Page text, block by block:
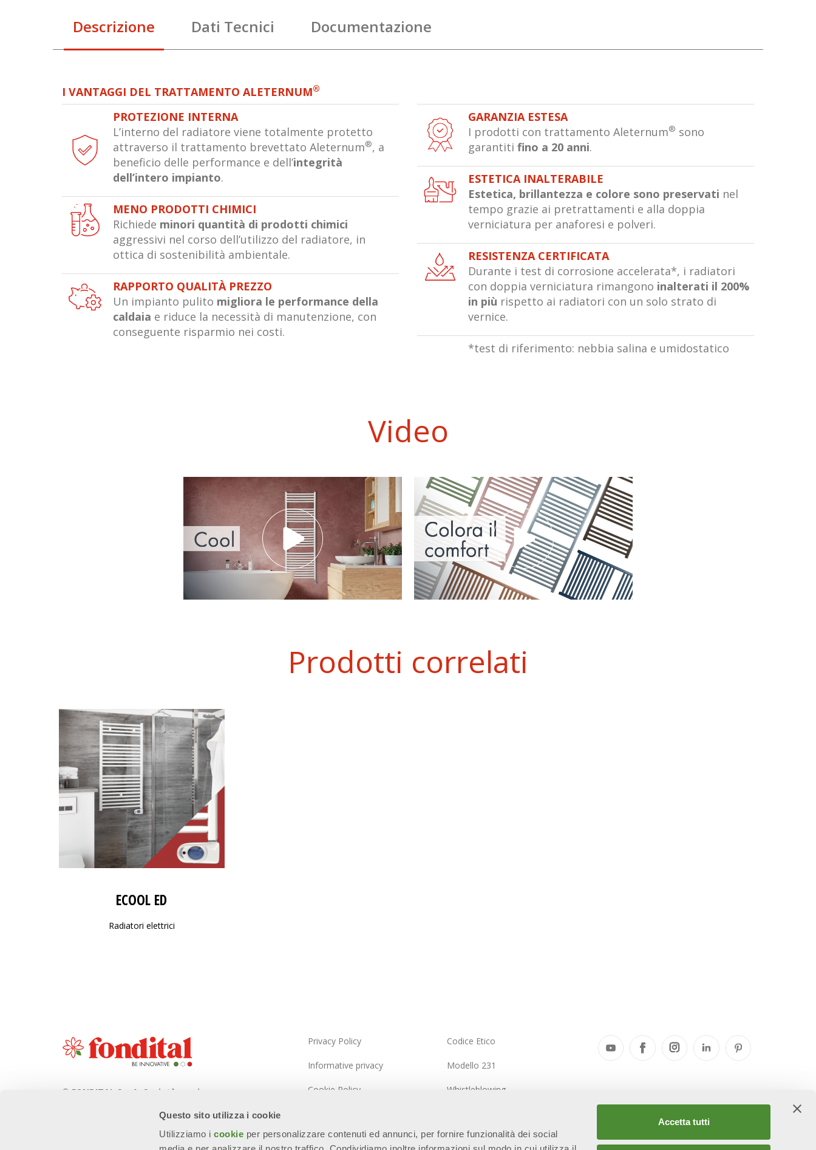
Questo sito utilizza i cookie
Utilizziamo icookie per personalizzare contenuti ed annunci, per fornire funzionalità dei social
Accetta tutti
Descrizione Dati Tecnici Documentazione
I VANTAGGI DEL TRATTAMENTO ALETERNUM®
PROTEZIONE INTERNA
L’interno del radiatore viene totalmente protetto
attraverso il trattamento brevettato Aleternum®, a
beneficio delle performance e dell’integrità
dell’intero impianto.
MENO PRODOTTI CHIMICI
Richiede minori quantità di prodotti chimici
aggressivi nel corso dell’utilizzo del radiatore, in
ottica di sostenibilità ambientale.
RAPPORTO QUALITÀ PREZZO
Un impianto pulito migliora le performance della
caldaia e riduce la necessità di manutenzione, con
conseguente risparmio nei costi.
GARANZIA ESTESA
I prodotti con trattamento Aleternum® sono
garantiti fino a 20 anni.
ESTETICA INALTERABILE
Estetica, brillantezza e colore sono preservati nel
tempo grazie ai pretrattamenti e alla doppia
verniciatura per anaforesi e polveri.
RESISTENZA CERTIFICATA
Durante i test di corrosione accelerata*, i radiatori
con doppia verniciatura rimangono inalterati il 200%
in più rispetto ai radiatori con un solo strato di
vernice.
*test di riferimento: nebbia salina e umidostatico
Video
Prodotti correlati
ECOOL ED
Radiatori elettrici
© FONDITAL S.p.A. Società a unico
Sede Legale e Amministrativa
Via Cerreto, 40 - 25079 VOBARNO
Privacy Policy
Informative privacy
Cookie Policy
Mappa del Sito
Codice Etico
Modello 231
Whistleblowing